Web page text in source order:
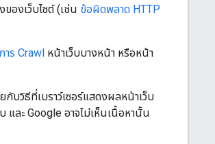
องเว็บไซต์ (เช่น ข้อผิดพลาด HTTP
าร Crawl หน้าเว็บบางหน้า หรือหน้า
กับวิธีที่เบราว์เซอร์แสดงผลหน้าเว็บ
และ Google อาจไม่เห็นเนื้อหานั้น